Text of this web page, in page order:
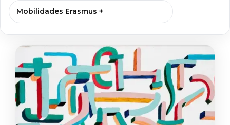
Mobilidades Erasmus +